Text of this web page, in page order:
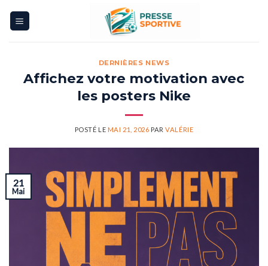
DERNIÈRES NEWS
Affichez votre motivation avec
les posters Nike
POSTÉ LE MAI 21, 2026 PARVALÉRIE
21
Mai